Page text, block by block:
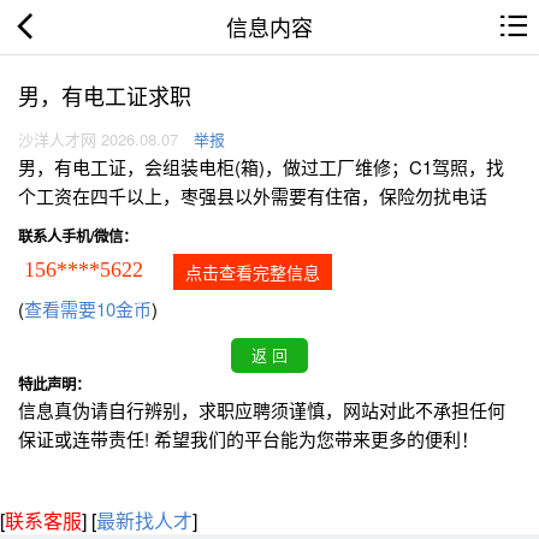
信息内容
男，有电工证求职
沙洋人才网 2026.08.07 举报
男，有电工证，会组装电柜(箱)，做过工厂维修；C1驾照，找
个工资在四千以上，枣强县以外需要有住宿，保险勿扰电话
联系人手机/微信：
156****5622 点击查看完整信息
(查看需要10金币)
特此声明：
信息真伪请自行辨别，求职应聘须谨慎，网站对此不承担任何
保证或连带责任! 希望我们的平台能为您带来更多的便利！
[联系客服] [最新找人才]